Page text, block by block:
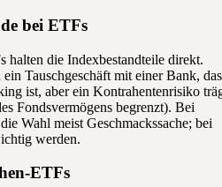
bei ETFs
halten die Indexbestandteile direkt.
Tauschgeschäft mit einer Bank, das
ist, aber ein Kontrahentenrisiko
Fondsvermögens begrenzt). Bei
Wahl meist Geschmackssache; bei
werden.
ETFs